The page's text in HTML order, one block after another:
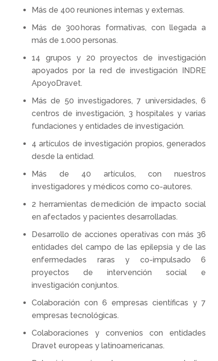
Más de 400 reuniones internas y externas.
Más de 300 horas formativas, con llegada a
más de 1.000 personas.
14 grupos y 20 proyectos de investigación
apoyados por la red de investigación INDRE
ApoyoDravet.
Más de 50 investigadores, 7 universidades, 6
centros de investigación, 3 hospitales y varias
fundaciones y entidades de investigación.
4 artículos de investigación propios, generados
desde la entidad.
Más de 40 artículos, con nuestros
investigadores y médicos como co-autores.
2 herramientas de medición de impacto social
en afectados y pacientes desarrolladas.
Desarrollo de acciones operativas con más 36
entidades del campo de las epilepsia y de las
enfermedades raras y co-impulsado 6
proyectos de intervención social e
investigación conjuntos.
Colaboración con 6 empresas científicas y 7
empresas tecnológicas.
Colaboraciones y convenios con entidades
Dravet europeas y latinoamericanas.